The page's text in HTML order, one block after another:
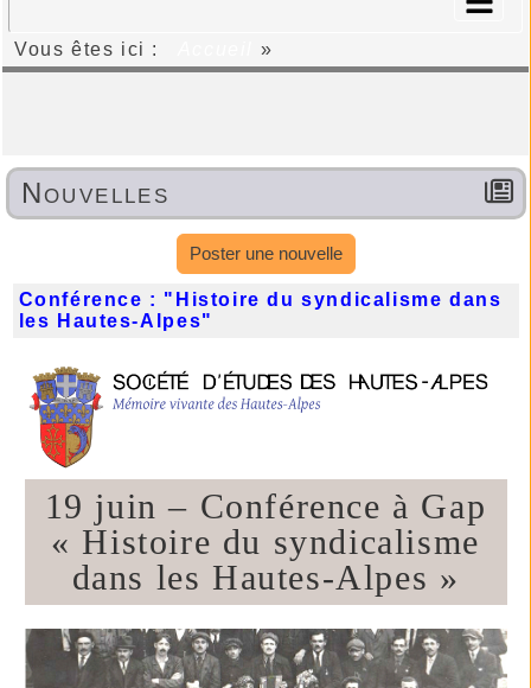
Vous êtes ici : »
Nouvelles
Poster une nouvelle
Conférence : "Histoire du syndicalisme dans
les Hautes-Alpes"
19 juin – Conférence à Gap
« Histoire du syndicalisme
dans les Hautes-Alpes »